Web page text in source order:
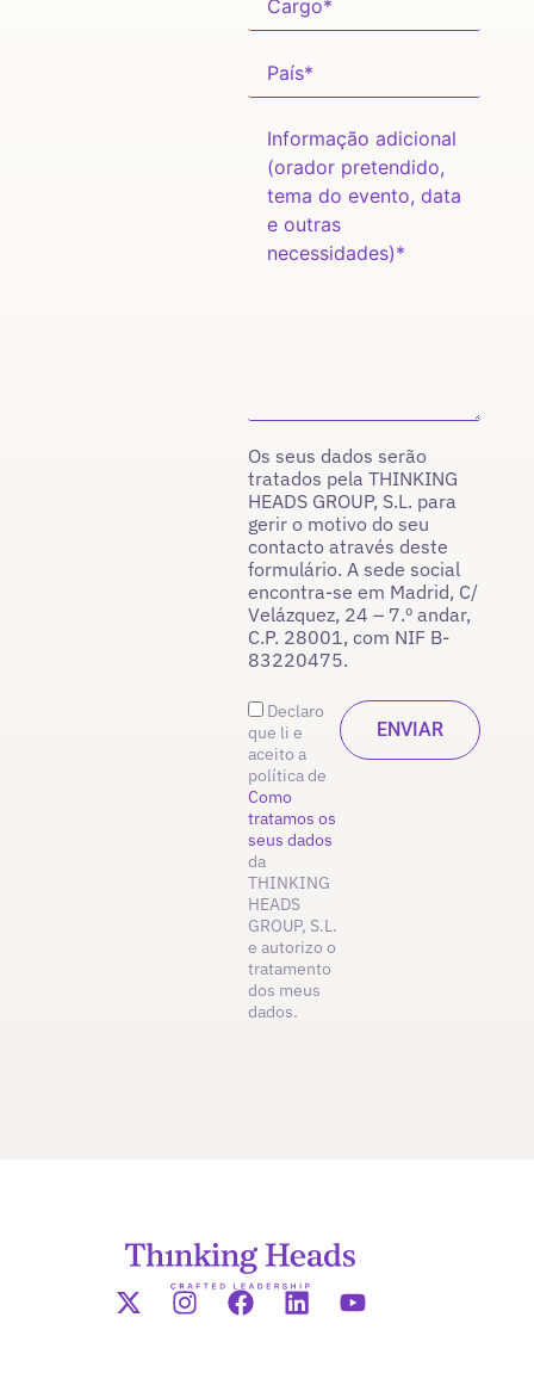
Os seus dados serão
tratados pela THINKING
HEADS GROUP, S.L. para
gerir o motivo do seu
contacto através deste
formulário. A sede social
encontra-se em Madrid, C/
Velázquez, 24 – 7.º andar,
C.P. 28001, com NIF B-
83220475.
Declaro
que li e
aceito a
política de
Como
tratamos os
seus dados
da
THINKING
HEADS
GROUP, S.L.
e autorizo o
tratamento
dos meus
dados.